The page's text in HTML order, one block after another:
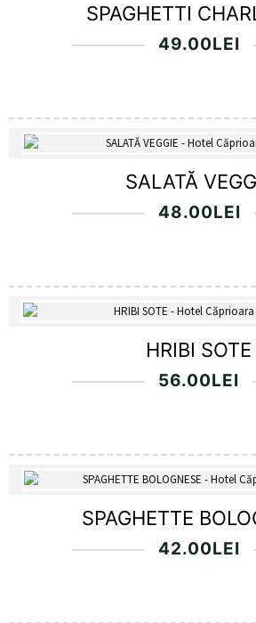
SPAGHETTI
49.00LEI
SALATĂ
48.00LEI
HRIBI SOTE
56.00LEI
SPAGHETTE
42.00LEI